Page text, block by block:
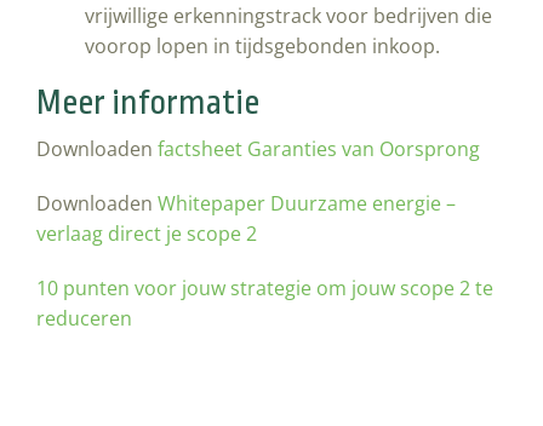
vrijwillige erkenningstrack voor bedrijven die
voorop lopen in tijdsgebonden inkoop.
Meer informatie
Downloaden factsheet Garanties van Oorsprong
Downloaden Whitepaper Duurzame energie –
verlaag direct je scope 2
10 punten voor jouw strategie om jouw scope 2 te
reduceren